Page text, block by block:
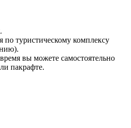
по туристическому комплексу
вы можете самостоятельно
пакрафте.